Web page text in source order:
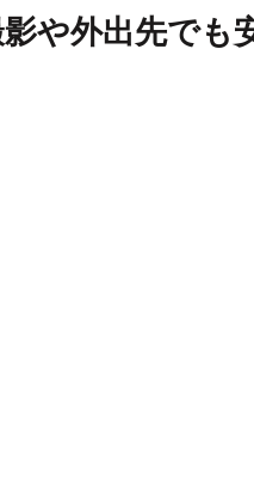
や外出先でも